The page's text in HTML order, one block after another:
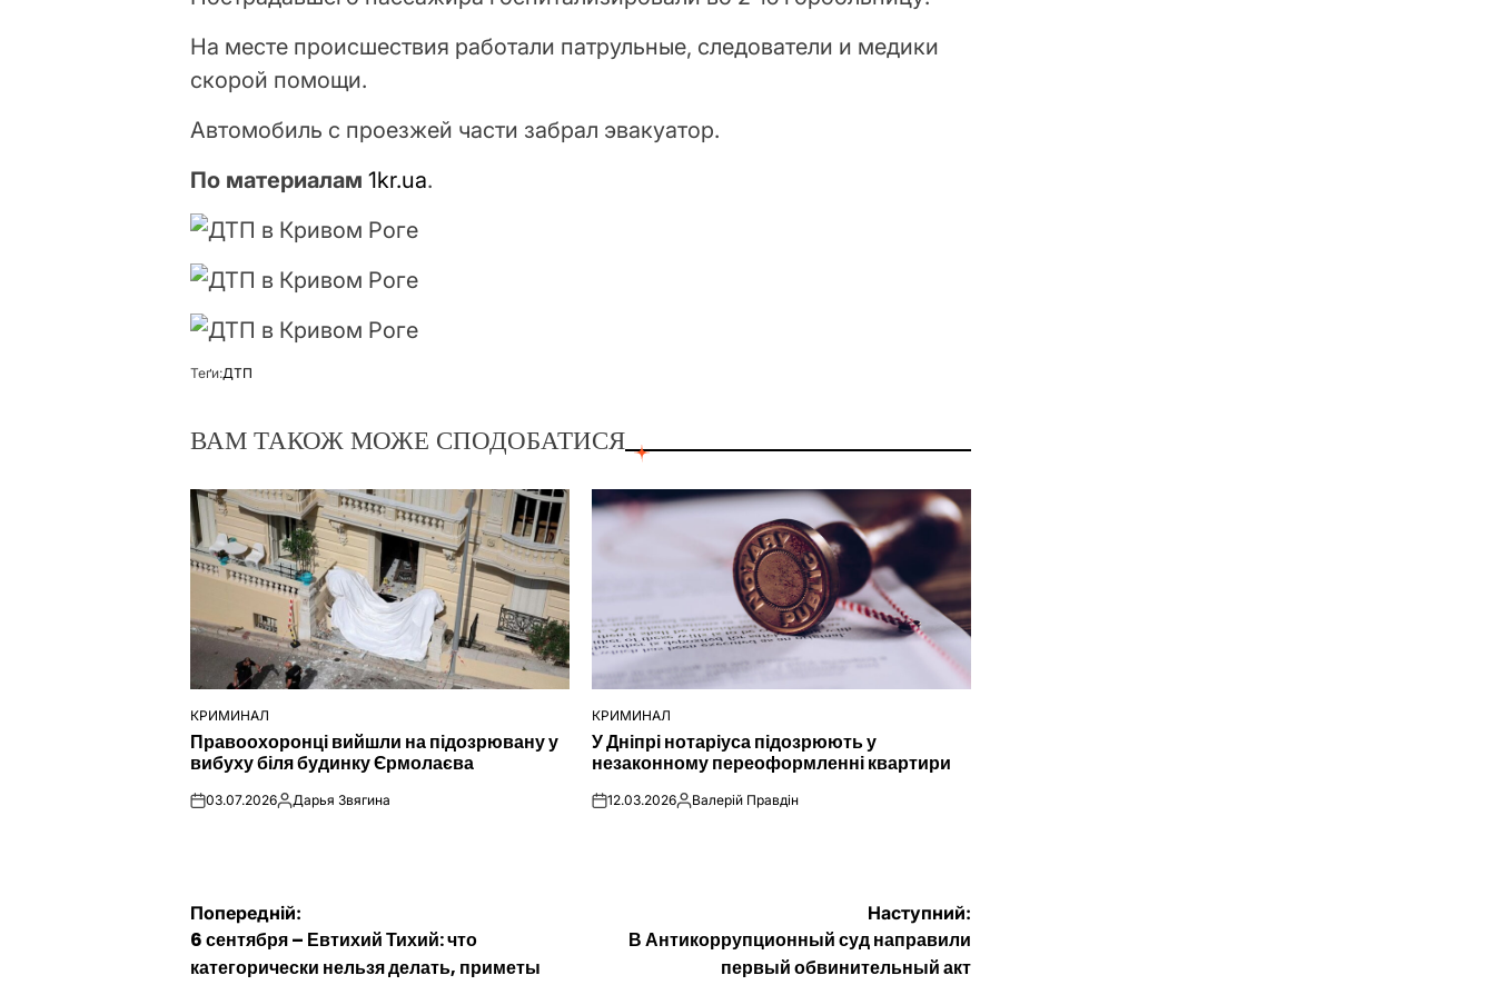
На месте происшествия работали патрульные, следователи и медики
скорой помощи.
Автомобиль с проезжей части забрал эвакуатор.
По материалам 1kr.ua.
Теґи:ДТП
ВАМ ТАКОЖ МОЖЕ СПОДОБАТИСЯ
ОПУБЛІКУВАТИ
КРИМИНАЛ
Правоохоронці вийшли на підозрювану у
вибуху біля будинку Єрмолаєва
on03.07.2026Опубліковано
Дарья Звягина
ОПУБЛІКУВАТИ
У
КРИМИНАЛ
У Дніпрі нотаріуса підозрюють у
незаконному переоформленні квартири
on12.03.2026Опубліковано
Валерій Правдін
Навігація
записів
Попередній:
6 сентября – Евтихий Тихий: что
категорически нельзя делать, приметы
Наступний:
В Антикоррупционный суд направили
первый обвинительный акт